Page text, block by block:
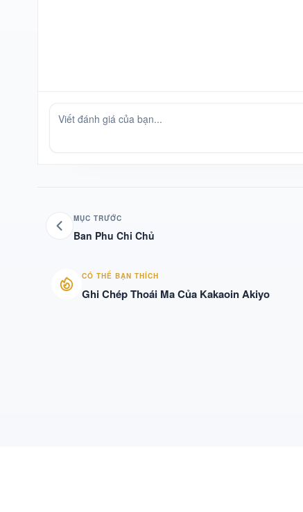
MỤC TRƯỚC
Ban Phu Chi Chủ
CÓ THỂ BẠN THÍCH
Ghi Chép Thoái Ma Của Kakaoin Akiyo